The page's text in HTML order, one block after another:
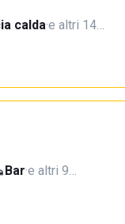
calda·e altri 14…
Bar·e altri 9…